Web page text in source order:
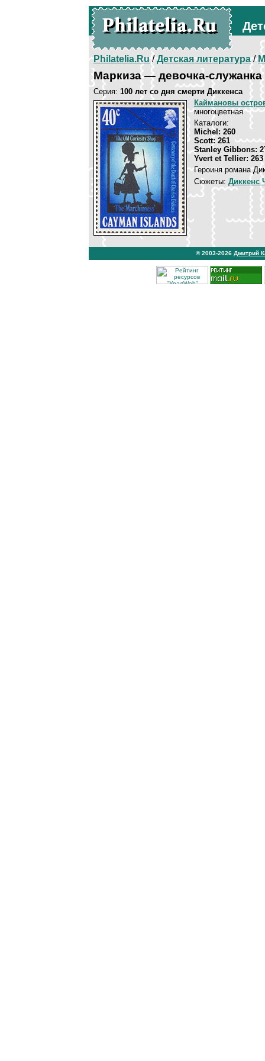
Philatelia.Ru/Детская литература/
Маркиза — девочка-служанка
Серия: 100 лет со дня смерти Диккенса
Каймановы
многоцветная
Каталоги:
Michel: 260
Scott: 261
Stanley Gibbons:
Yvert et Tellier: 263
Героиня романа
Сюжеты: Диккенс
© 2003-2026 Дмитрий